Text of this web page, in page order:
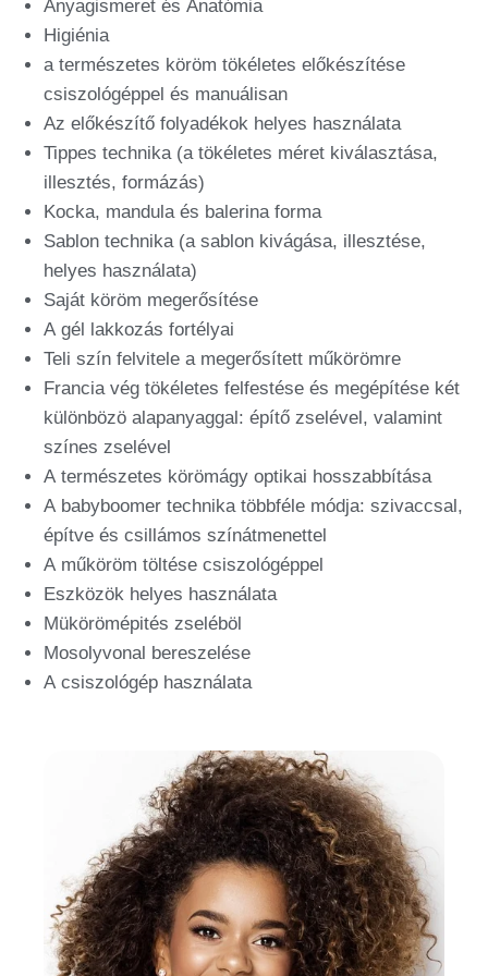
Anyagismeret és Anatómia
Higiénia
a természetes köröm tökéletes előkészítése
csiszológéppel és manuálisan
Az előkészítő folyadékok helyes használata
Tippes technika (a tökéletes méret kiválasztása,
illesztés, formázás)
Kocka, mandula és balerina forma
Sablon technika (a sablon kivágása, illesztése,
helyes használata)
Saját köröm megerősítése
A gél lakkozás fortélyai
Teli szín felvitele a megerősített műkörömre
Francia vég tökéletes felfestése és megépítése két
különbözö alapanyaggal: építő zselével, valamint
színes zselével
A természetes körömágy optikai hosszabbítása
A babyboomer technika többféle módja: szivaccsal,
építve és csillámos színátmenettel
A műköröm töltése csiszológéppel
Eszközök helyes használata
Mükörömépités zseléböl
Mosolyvonal bereszelése
A csiszológép használata